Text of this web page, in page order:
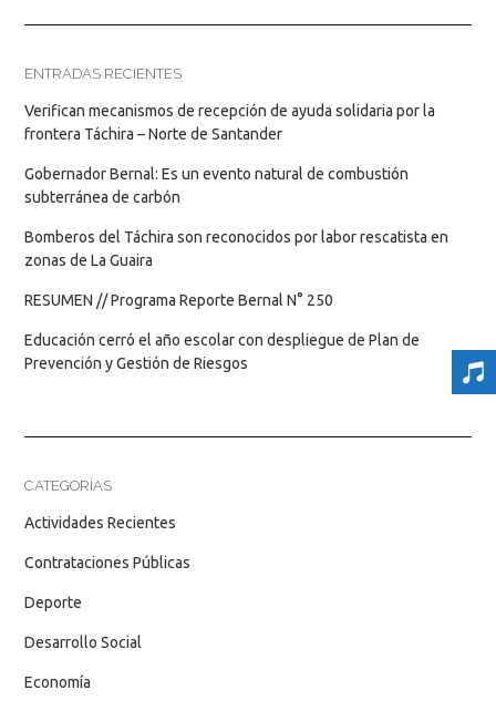
ENTRADAS RECIENTES
Verifican mecanismos de recepción de ayuda solidaria por la
frontera Táchira – Norte de Santander
Gobernador Bernal: Es un evento natural de combustión
subterránea de carbón
Bomberos del Táchira son reconocidos por labor rescatista en
zonas de La Guaira
RESUMEN // Programa Reporte Bernal N° 250
Educación cerró el año escolar con despliegue de Plan de
Prevención y Gestión de Riesgos
CATEGORÍAS
Actividades Recientes
Contrataciones Públicas
Deporte
Desarrollo Social
Economía